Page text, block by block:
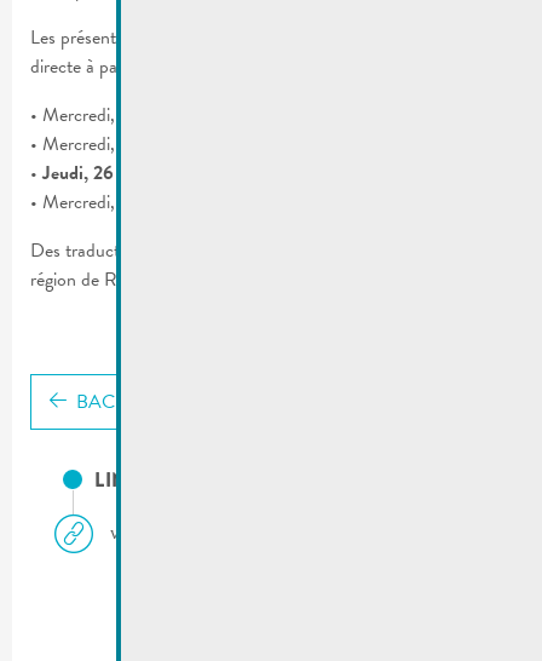
Les présentations auront lieu aux dates suivantes, diffusion
directe à partir de 19h00:
• Mercredi, 18 novembre 2020 | Région d’Ettelbruck
• Mercredi, 25 novembre 2020 | Région de Wiltz
•Jeudi, 26 novembre 2020 | Région de Remich
• Mercredi, 09 décembre 2020 | Région de Hesperange
Des traductions vers le français seront assurées, sauf pour la
région de Remich (vers l’allemand).
BACK
LINKS
www.transports.lu